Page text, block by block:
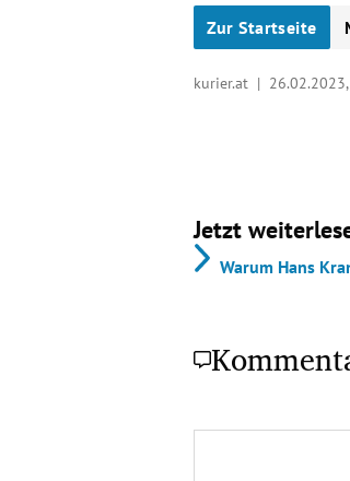
Zur Startseite
kurier.at |
Jetzt
Warum Hans